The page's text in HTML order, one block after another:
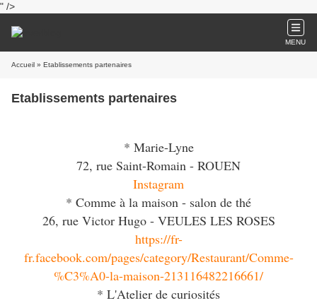
" />
MENU
Accueil » Etablissements partenaires
Etablissements partenaires
* Marie-Lyne
72, rue Saint-Romain - ROUEN
Instagram
* Comme à la maison - salon de thé
26, rue Victor Hugo - VEULES LES ROSES
https://fr-
fr.facebook.com/pages/category/Restaurant/Comme-
%C3%A0-la-maison-213116482216661/
* L'Atelier de curiosités